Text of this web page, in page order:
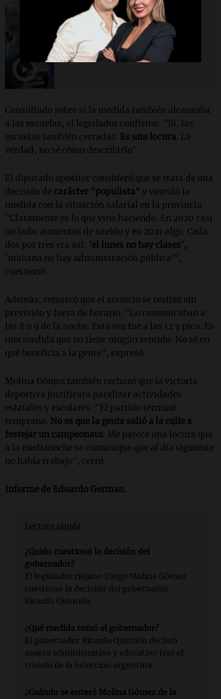
Sociedad
La Rioja decretó asueto a la
administración pública por el
triunfo de Argentina
Consultado sobre si la medida también alcanzaba
a las escuelas, el legislador confirmó: "Sí, las
escuelas también cerradas. Es una locura. La
verdad, no sé cómo describirlo".
El diputado opositor consideró que se trata de una
decisión de carácter "populista" y vinculó la
medida con la situación salarial en la provincia.
"Claramente es lo que vino haciendo. En 2020 casi
no hubo aumentos de sueldo y en 2021 algo. Cada
dos por tres era así: 'el lunes no hay clases',
'mañana no hay administración pública'",
cuestionó.
Además, remarcó que el anuncio se realizó sin
previsión y fuera de horario. "Lo comunicaban a
las 8 o 9 de la noche. Esta vez fue a las 12 y pico. Es
una medida que no tiene ningún sentido. No sé en
qué beneficia a la gente", expresó.
Molina Gómez también rechazó que la victoria
deportiva justificara paralizar actividades
estatales y escolares. "El partido terminó
temprano. No es que la gente salió a la calle a
festejar un campeonato. Me parece una locura que
a la medianoche se comunique que al día siguiente
no había trabajo", cerró.
Informe de Eduardo German.
Lectura rápida
¿Quién cuestionó la decisión del
gobernador?
El legislador riojano Diego Molina Gómez
cuestionó la decisión del gobernador
Ricardo Quintela.
¿Qué medida tomó el gobernador?
El gobernador Ricardo Quintela declaró
asueto administrativo y educativo tras el
triunfo de la Selección argentina.
¿Cuándo se enteró Molina Gómez de la